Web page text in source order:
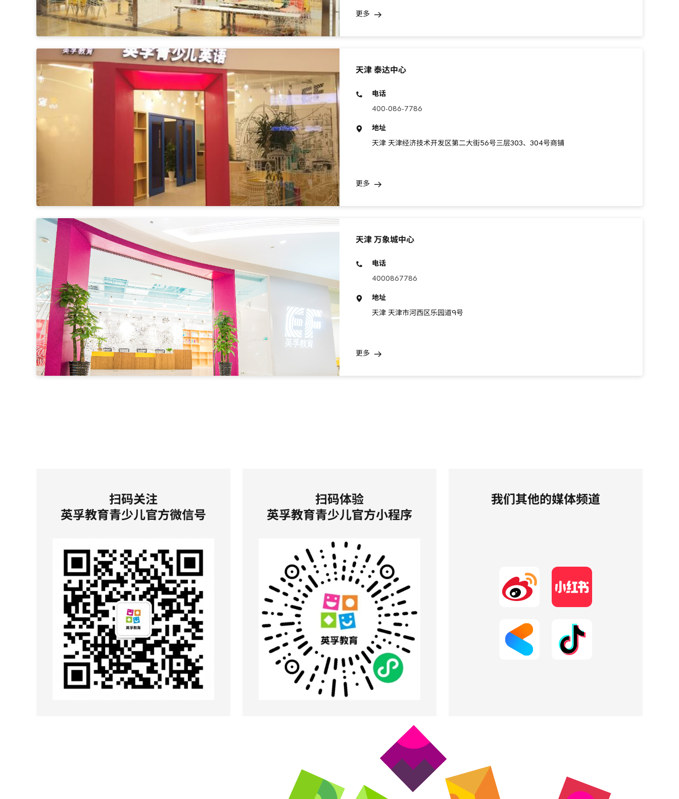
更多
天津 泰达中心
电话
400-086-7786
地址
天津 天津经济技术开发区第二大街56号三层303、304号商铺
更多
天津 万象城中心
电话
4000867786
地址
天津 天津市河西区乐园道9号
更多
扫码关注
英孚教育青少儿官方微信号
扫码体验
英孚教育青少儿官方小程序
我们其他的媒体频道